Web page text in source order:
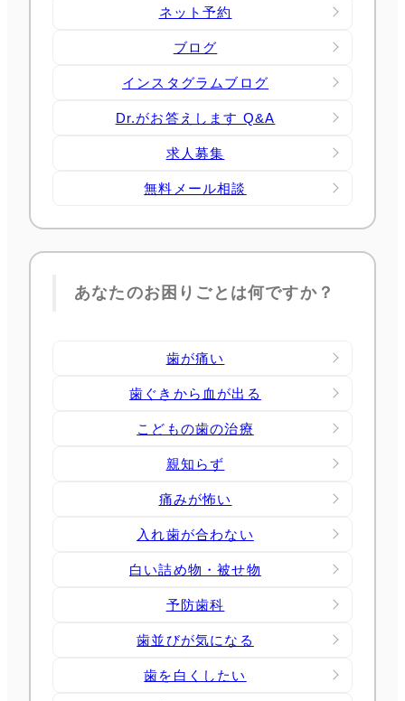
ネット予約
ブログ
インスタグラムブログ
Dr.がお答えします Q&A
求人募集
無料メール相談
あなたのお困りごとは何ですか？
歯が痛い
歯ぐきから血が出る
こどもの歯の治療
親知らず
痛みが怖い
入れ歯が合わない
白い詰め物・被せ物
予防歯科
歯並びが気になる
歯を白くしたい